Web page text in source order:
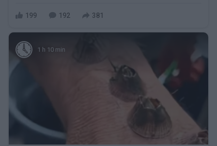
199 192 381
1 h 10 min